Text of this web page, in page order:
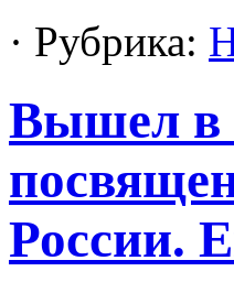
· Рубрика:
Вышел в
России.